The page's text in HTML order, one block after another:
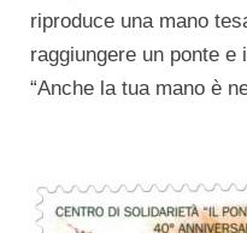
riproduce una mano
raggiungere un ponte
“Anche la tua mano è